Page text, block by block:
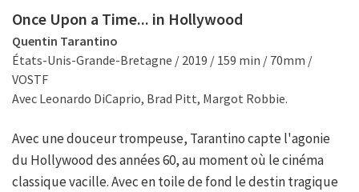
Once Upon a Time... in Hollywood
Quentin Tarantino
États-Unis-Grande-Bretagne / 2019 / 159 min / 70mm /
VOSTF
Avec Leonardo DiCaprio, Brad Pitt, Margot Robbie.
Avec une douceur trompeuse, Tarantino capte l'agonie
du Hollywood des années 60, au moment où le cinéma
classique vacille. Avec en toile de fond le destin tragique